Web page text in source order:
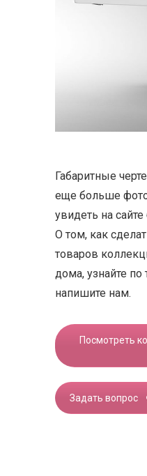
Габаритные
еще больше
увидеть на
О том, как
товаров
дома, узнайте
напишите нам.
Посмотреть
Задать вопрос